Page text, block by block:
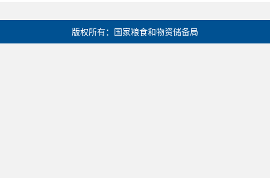
版权所有：国家粮食和物资储备局